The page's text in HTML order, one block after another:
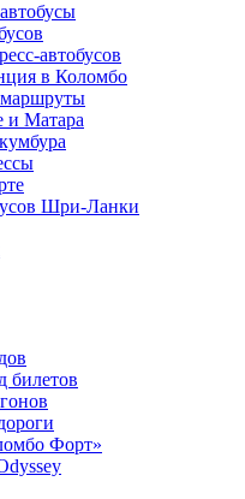
автобусов
в Коломбо
и Матара
Шри-Ланки
билетов
Форт»